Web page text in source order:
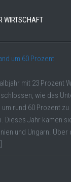
WIRTSCHAFT
um 60 Prozent
mit 23 Prozent
wie das
rund 60 Prozent
Dieses Jahr kämen
und Ungarn.